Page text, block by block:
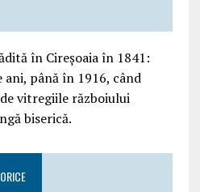
în Cireșoaia în 1841:
până în 1916, când
vitregiile războiului
biserică.